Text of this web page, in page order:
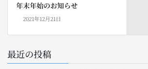
年末年始のお知らせ
2021年12月21日
最近の投稿